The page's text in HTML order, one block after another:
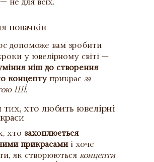
не для всіх.
допоможе вам зробити
у ювелірному світі —
ніш до створення
концептуприкрас за
ШІ.
новачків
хто захоплюється
прикрасамиі хоче
як створюються концепти
тих, хто любить ювелірні